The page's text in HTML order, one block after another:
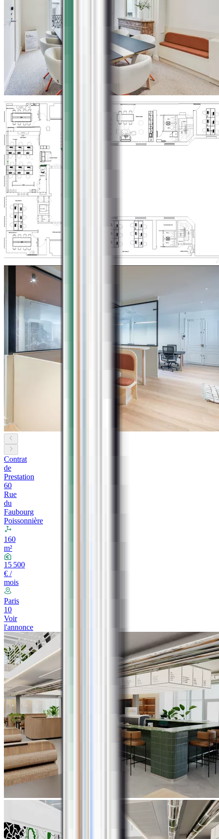
Contrat
de
Prestation
60
Rue
du
Faubourg
Poissonnière
160
m²
15 500
€ /
mois
Paris
10
Voir
l'annonce